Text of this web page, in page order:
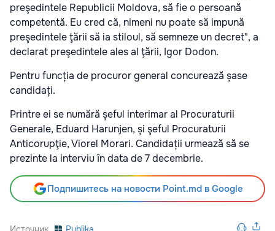
preşedintele Republicii Moldova, să fie o persoană
competentă. Eu cred că, nimeni nu poate să impună
preşedintele ţării să ia stiloul, să semneze un decret", a
declarat preşedintele ales al ţării, Igor Dodon.
Pentru funcția de procuror general concurează șase
candidați.
Printre ei se numără șeful interimar al Procuraturii
Generale, Eduard Harunjen, și şeful Procuraturii
Anticorupţie, Viorel Morari. Candidații urmează să se
prezinte la interviu în data de 7 decembrie.
Подпишитесь на новости Point.md в Google